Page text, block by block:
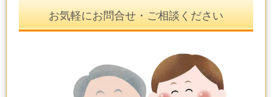
お気軽にお問合せ・ご相談ください